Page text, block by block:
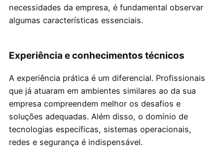
necessidades da empresa, é fundamental observar
algumas características essenciais.
Experiência e conhecimentos técnicos
A experiência prática é um diferencial. Profissionais
que já atuaram em ambientes similares ao da sua
empresa compreendem melhor os desafios e
soluções adequadas. Além disso, o domínio de
tecnologias específicas, sistemas operacionais,
redes e segurança é indispensável.